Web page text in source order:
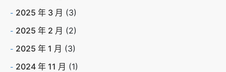
2025 年 3 月 (3)
2025 年 2 月 (2)
2025 年 1 月 (3)
2024 年 11 月 (1)